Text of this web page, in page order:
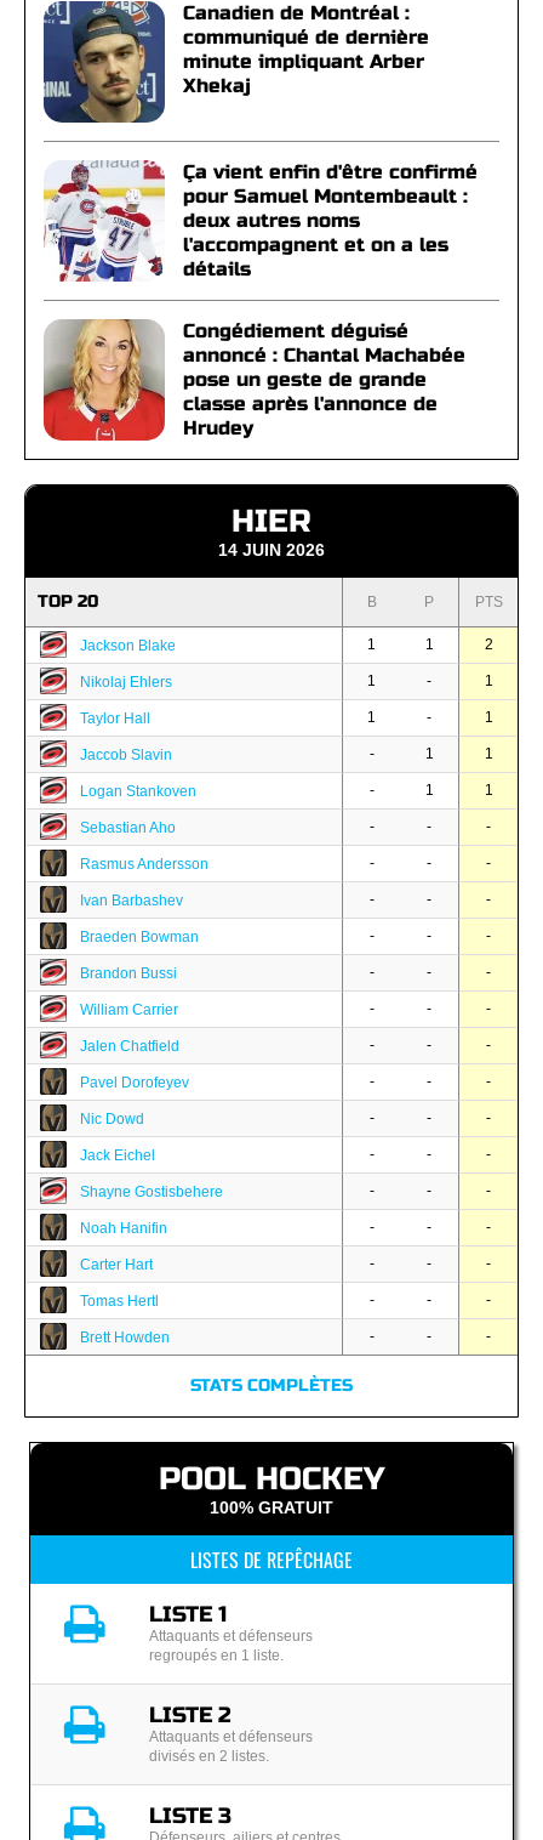
Canadien de Montréal :
communiqué de dernière
minute impliquant Arber
Xhekaj
Ça vient enfin d'être confirmé
pour Samuel Montembeault :
deux autres noms
l'accompagnent et on a les
détails
Congédiement déguisé
annoncé : Chantal Machabée
pose un geste de grande
classe après l'annonce de
Hrudey
HIER
14 JUIN 2026
TOP 20 B P PTS
Jackson Blake 1 1 2
Nikolaj Ehlers 1 - 1
Taylor Hall 1 - 1
Jaccob Slavin - 1 1
Logan Stankoven - 1 1
Sebastian Aho - - -
Rasmus Andersson - - -
Ivan Barbashev - - -
Braeden Bowman - - -
Brandon Bussi - - -
William Carrier - - -
Jalen Chatfield - - -
Pavel Dorofeyev - - -
Nic Dowd - - -
Jack Eichel - - -
Shayne Gostisbehere - - -
Noah Hanifin - - -
Carter Hart - - -
Tomas Hertl - - -
Brett Howden - - -
STATS COMPLÈTES
POOL HOCKEY
100% GRATUIT
LISTES DE REPÊCHAGE
LISTE 1
Attaquants et défenseurs
regroupés en 1 liste.
LISTE 2
Attaquants et défenseurs
divisés en 2 listes.
LISTE 3